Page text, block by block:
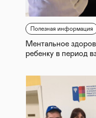
Полезная информация
Ментальное
ребенку в период